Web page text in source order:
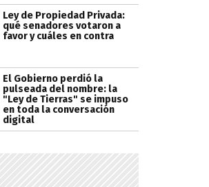
Ley de Propiedad Privada:
qué senadores votaron a
favor y cuáles en contra
El Gobierno perdió la
pulseada del nombre: la
"Ley de Tierras" se impuso
en toda la conversación
digital